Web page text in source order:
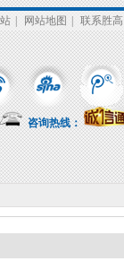
网站地图 联系胜高
咨询热线：